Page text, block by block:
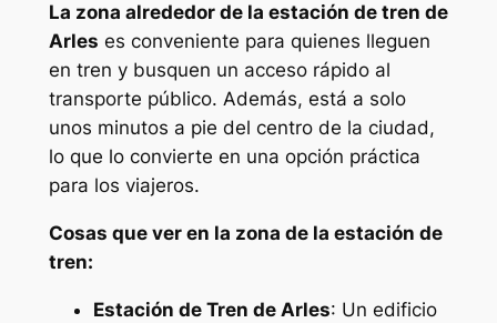
La zona alrededor de la estación de tren de
Arles es conveniente para quienes lleguen
en tren y busquen un acceso rápido al
transporte público. Además, está a solo
unos minutos a pie del centro de la ciudad,
lo que lo convierte en una opción práctica
para los viajeros.
Cosas que ver en la zona de la estación de
tren:
Estación de Tren de Arles: Un edificio